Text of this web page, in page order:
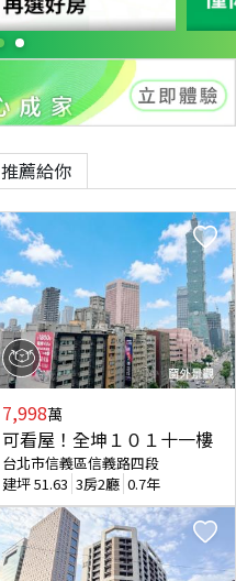
推薦給你
7,998萬
可看屋！全坤１０１十一樓
台北市信義區信義路四段
建坪51.63 3房2廳 0.7年